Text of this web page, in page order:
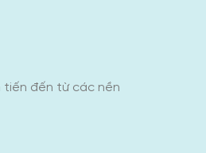
đến từ các nền